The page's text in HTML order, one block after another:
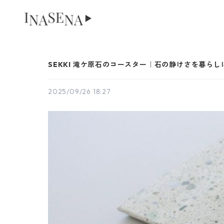
SEKKI 滝ケ原石のコースター｜石の静けさを暮らし
2025/09/26 18:27